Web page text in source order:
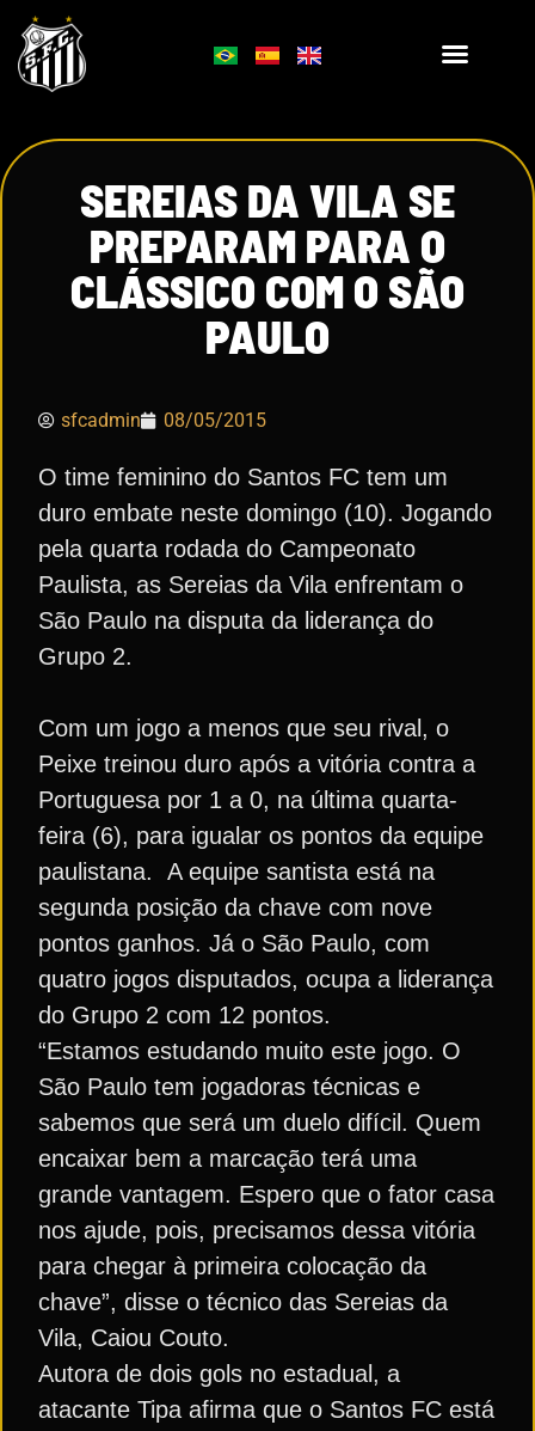
SEREIAS DA VILA SE
PREPARAM PARA O
CLÁSSICO COM O SÃO
PAULO
sfcadmin 08/05/2015
O time feminino do Santos FC tem um
duro embate neste domingo (10). Jogando
pela quarta rodada do Campeonato
Paulista, as Sereias da Vila enfrentam o
São Paulo na disputa da liderança do
Grupo 2.
Com um jogo a menos que seu rival, o
Peixe treinou duro após a vitória contra a
Portuguesa por 1 a 0, na última quarta-
feira (6), para igualar os pontos da equipe
paulistana. A equipe santista está na
segunda posição da chave com nove
pontos ganhos. Já o São Paulo, com
quatro jogos disputados, ocupa a liderança
do Grupo 2 com 12 pontos.
“Estamos estudando muito este jogo. O
São Paulo tem jogadoras técnicas e
sabemos que será um duelo difícil. Quem
encaixar bem a marcação terá uma
grande vantagem. Espero que o fator casa
nos ajude, pois, precisamos dessa vitória
para chegar à primeira colocação da
chave”, disse o técnico das Sereias da
Vila, Caiou Couto.
Autora de dois gols no estadual, a
atacante Tipa afirma que o Santos FC está